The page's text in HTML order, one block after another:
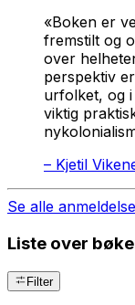
«Boken er
fremstilt og
over
perspektiv
urfolket, og
viktig
– Kjetil
Se alle
Liste over
Filter